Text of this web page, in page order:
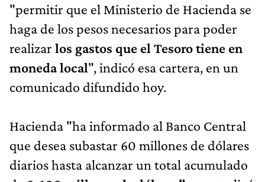
"permitir que el Ministerio de Hacienda se
haga de los pesos necesarios para poder
realizar los gastos que el Tesoro tiene en
moneda local", indicó esa cartera, en un
comunicado difundido hoy.
Hacienda "ha informado al Banco Central
que desea subastar 60 millones de dólares
diarios hasta alcanzar un total acumulado